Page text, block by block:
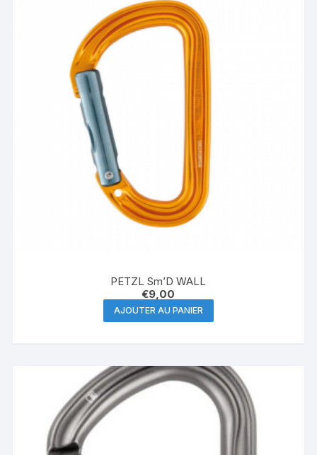
PETZL Sm’D WALL
€9,00
AJOUTER AU PANIER